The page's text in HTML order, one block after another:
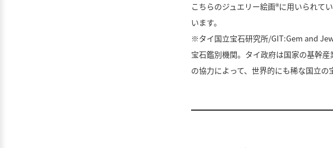
こちらのジュエリー絵画®に用いられて
います。
※タイ国立宝石研究所/GIT:Gem and
宝石鑑別機関。タイ政府は国家の基幹
の協力によって、世界的にも稀な国立の